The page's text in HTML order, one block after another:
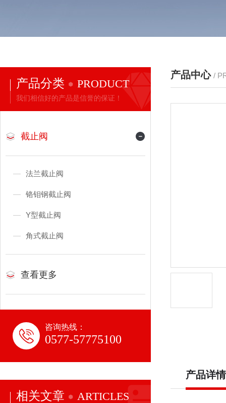
产品分类 PRODUCT
我们相信好的产品是信誉的保证！
截止阀
法兰截止阀
铬钼钢截止阀
Y型截止阀
角式截止阀
查看更多
咨询热线：
0577-57775100
相关文章 ARTICLES
产品中心 /
产品详情